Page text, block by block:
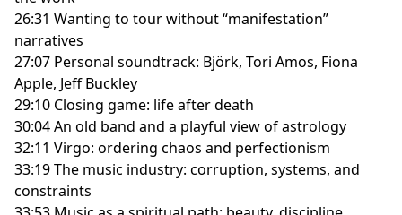
26:31 Wanting to tour without “manifestation”
narratives
27:07 Personal soundtrack: Björk, Tori Amos, Fiona
Apple, Jeff Buckley
29:10 Closing game: life after death
30:04 An old band and a playful view of astrology
32:11 Virgo: ordering chaos and perfectionism
33:19 The music industry: corruption, systems, and
constraints